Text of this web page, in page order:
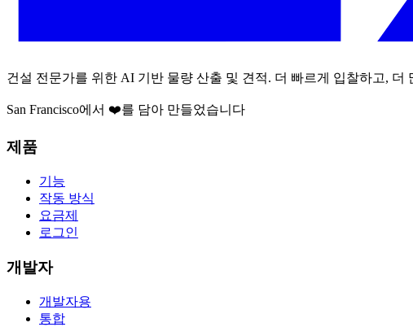
건설 전문가를 위한 AI 기반 물량 산출 및 견적. 더 빠르게 입찰하고, 더
San Francisco에서 ❤️를 담아 만들었습니다
제품
기능
작동 방식
요금제
로그인
개발자
개발자용
통합